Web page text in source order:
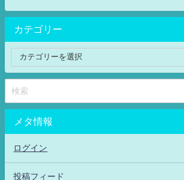
カテゴリー
メタ情報
ログイン
投稿フィード